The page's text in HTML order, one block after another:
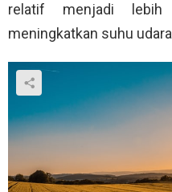
relatif menjadi lebih
meningkatkan suhu